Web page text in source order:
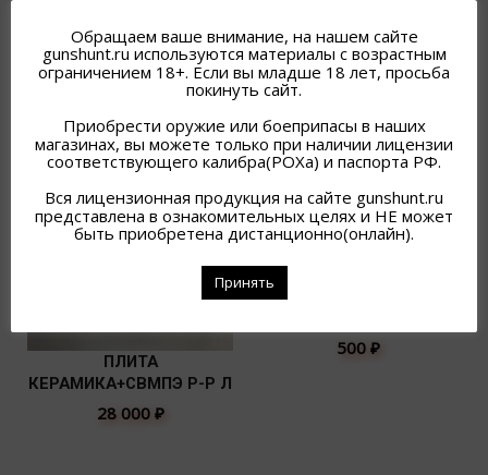
ПЛИТА
КЕРАМИКА+СВМПЭ Р-Р Л
28 000 ₽
ПАТЧ “ФЛАГ СССР”,
500 ₽
Обращаем ваше внимание, на нашем сайте
gunshunt.ru используются материалы с возрастным
ограничением 18+. Если вы младше 18 лет, просьба
покинуть сайт.
Приобрести оружие или боеприпасы в наших
магазинах, вы можете только при наличии лицензии
соответствующего калибра(РОХа) и паспорта РФ.
Вся лицензионная продукция на сайте gunshunt.ru
представлена в ознакомительных целях и НЕ может
быть приобретена дистанционно(онлайн).
Принять